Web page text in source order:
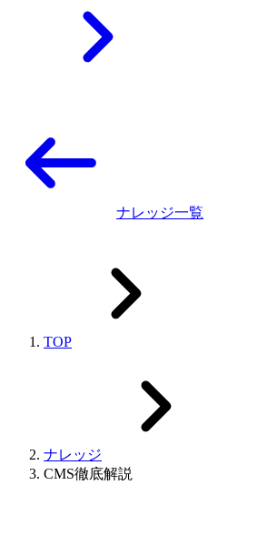
ナレッジ一覧
TOP
ナレッジ
CMS徹底解説